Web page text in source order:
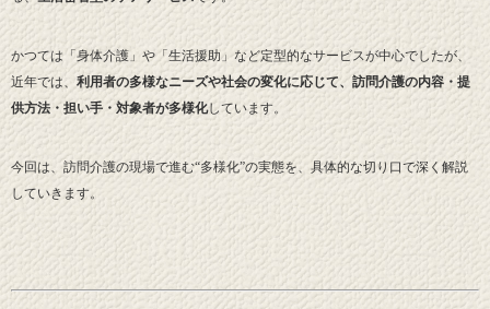
かつては「身体介護」や「生活援助」など定型的なサービスが中心でしたが、
近年では、 利用者の多様なニーズや社会の変化に応じて、訪問介護の内容・提
供方法・担い手・対象者が多様化しています。
今回は、訪問介護の現場で進む“多様化”の実態を、具体的な切り口で深く解説
していきます。